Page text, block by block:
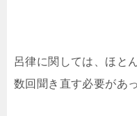
呂律に関しては、ほと
数回聞き直す必要があ